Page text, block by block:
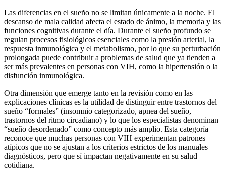
Las diferencias en el sueño no se limitan únicamente a la noche. El
descanso de mala calidad afecta el estado de ánimo, la memoria y las
funciones cognitivas durante el día. Durante el sueño profundo se
regulan procesos fisiológicos esenciales como la presión arterial, la
respuesta inmunológica y el metabolismo, por lo que su perturbación
prolongada puede contribuir a problemas de salud que ya tienden a
ser más prevalentes en personas con VIH, como la hipertensión o la
disfunción inmunológica.
Otra dimensión que emerge tanto en la revisión como en las
explicaciones clínicas es la utilidad de distinguir entre trastornos del
sueño “formales” (insomnio categorizado, apnea del sueño,
trastornos del ritmo circadiano) y lo que los especialistas denominan
“sueño desordenado” como concepto más amplio. Esta categoría
reconoce que muchas personas con VIH experimentan patrones
atípicos que no se ajustan a los criterios estrictos de los manuales
diagnósticos, pero que sí impactan negativamente en su salud
cotidiana.